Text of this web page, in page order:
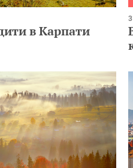
в Карпати